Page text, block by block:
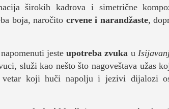
širokih kadrova i simetrične
boja, naročito crvene i narandžaste,
jesteupotreba zvuka u
služi kao nešto što nagoveštava užas
vetar koji huči napolju i jezivi dijalozi